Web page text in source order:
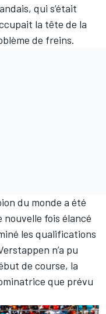
qui s’était
la tête de la
de freins.
du monde a été
nouvelle fois élancé
les qualifications
n’a pu
de course, la
que prévu